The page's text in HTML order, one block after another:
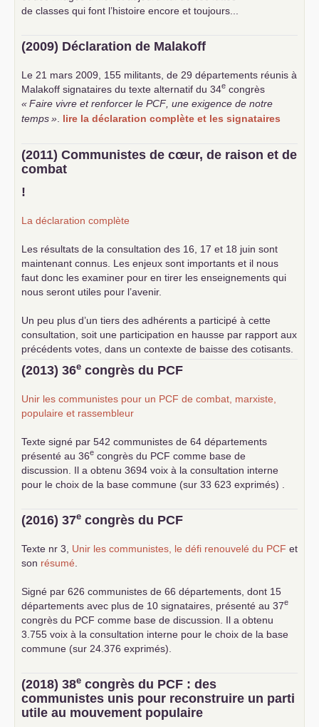
de classes qui font l’histoire encore et toujours...
(2009) Déclaration de Malakoff
Le 21 mars 2009, 155 militants, de 29 départements réunis à
Malakoff signataires du texte alternatif du 34e congrès
«Faire vivre et renforcer le PCF , une exigence de notre
temps» lire la déclaration complète et les signataires
(2011) Communistes de cœur, de raison et de
combat
!
La déclaration complète
Les résultats de la consultation des 16, 17 et 18 juin sont
maintenant connus. Les enjeux sont importants et il nous
faut donc les examiner pour en tirer les enseignements qui
nous seront utiles pour l’avenir.
Un peu plus d’un tiers des adhérents a participé à cette
consultation, soit une participation en hausse par rapport aux
précédents votes, dans un contexte de baisse des cotisants.
... lire la suite
(2013) 36e congrès du PCF
Unir les communistes pour un PCF de combat, marxiste,
populaire et rassembleur
Texte signé par 542 communistes de 64 départements
présenté au 36e congrès du PCF comme base de
discussion. Il a obtenu 3694 voix à la consultation interne
pour le choix de la base commune (sur 33 623 exprimés) .
(2016) 37e congrès du PCF
Texte nr 3, Unir les communistes, le défi renouvelé du PCF et
son résumé
Signé par 626 communistes de 66 départements, dont 15
départements avec plus de 10 signataires, présenté au 37e
congrès du PCF comme base de discussion. Il a obtenu
3.755 voix à la consultation interne pour le choix de la base
commune (sur 24.376 exprimés).
(2018) 38e congrès du PCF : des
communistes unis pour reconstruire un parti
utile au mouvement populaire